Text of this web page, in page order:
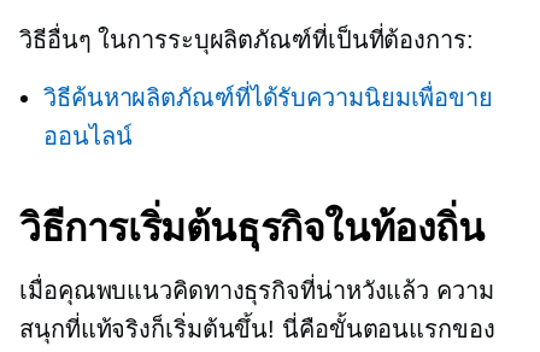
วิธีอื่นๆ ในการระบุผลิตภัณฑ์ที่เป็นที่ต้องการ:
วิธีค้นหาผลิตภัณฑ์ที่ได้รับความนิยมเพื่อขาย
ออนไลน์
วิธีการเริ่มต้นธุรกิจในท้องถิ่น
เมื่อคุณพบแนวคิดทางธุรกิจที่น่าหวังแล้ว ความ
สนุกที่แท้จริงก็เริ่มต้นขึ้น! นี่คือขั้นตอนแรกของ